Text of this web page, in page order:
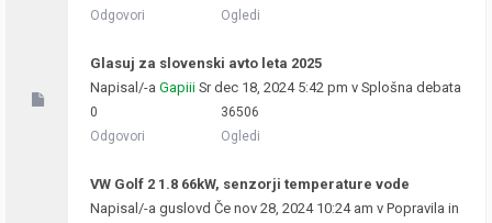
Odgovori
Ogledi
Glasuj za slovenski avto leta 2025
Napisal/-a Gapiii Sr dec 18, 2024 5:42 pm v Splošna debata
0
Odgovori
36506
Ogledi
VW Golf 2 1.8 66kW, senzorji temperature vode
Napisal/-a guslovd Če nov 28, 2024 10:24 am v Popravila in